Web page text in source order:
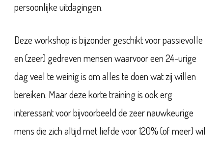
persoonlijke uitdagingen.
Deze workshop is bijzonder geschikt voor passievolle
en (zeer) gedreven mensen waarvoor een 24-urige
dag veel te weinig is om alles te doen wat zij willen
bereiken. Maar deze korte training is ook erg
interessant voor bijvoorbeeld de zeer nauwkeurige
mens die zich altijd met liefde voor 120% (of meer) wil